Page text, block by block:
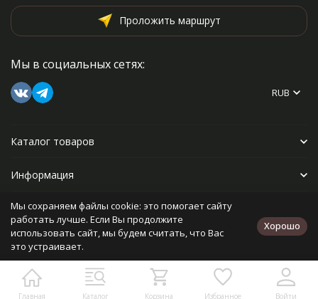
Главная Каталог Корзина Избранное Войти
Проложить маршрут
Мы в социальных сетях:
RUB
Каталог товаров
Информация
Прочее
Политика персональных данных
Разработано в
bodysite.ru
Мы сохраняем файлы cookie: это помогает сайту
работать лучше. Если Вы продолжите
использовать сайт, мы будем считать, что Вас
это устраивает.
Хорошо